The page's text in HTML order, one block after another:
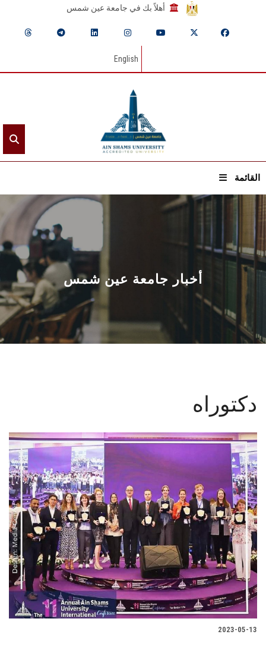
أهلاً بك في جامعة عين شمس
English
القائمة
الرئيسيـة
عن الجامعة
القطاعـات
الشئون الأكاديمية
البحث العلمي
الأنظمة الذكية
الإعلام
تواصل معنا
الطلاب
هيئة التدريس
الدراسات العليا
أخبار جامعة عين شمس
دكتوراه
2023-05-13